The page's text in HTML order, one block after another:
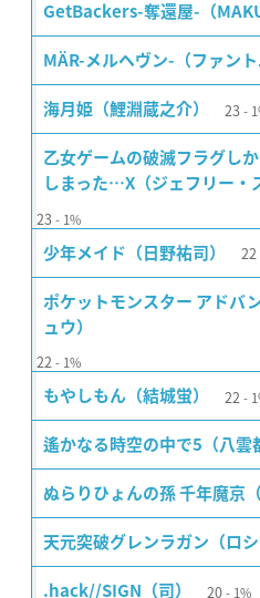
GetBackers-奪還屋-（
MÄR-メルヘヴン-（ファント
海月姫（鯉淵蔵之介） 23
乙女ゲームの破滅フラグし
しまった…X（ジェフリー・
23 1%
少年メイド（日野祐司） 22
ポケットモンスター アドバ
ュウ）
22 1%
もやしもん（結城蛍） 22
遙かなる時空の中で5（八雲
ぬらりひょんの孫 千年魔京
天元突破グレンラガン（ロシ
.hack//SIGN（司） 20 1%